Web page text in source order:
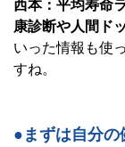
西本：平均寿命
康診断や人間ド
いった情報も使
すね。
●まずは自分の